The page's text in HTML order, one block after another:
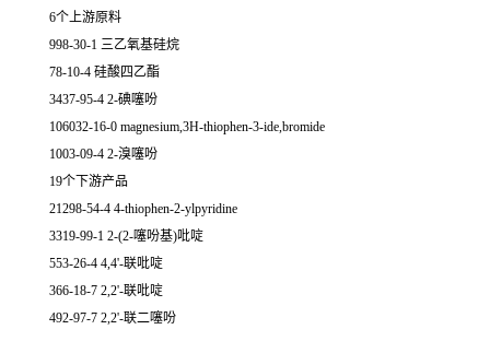
6个上游原料
998-30-1 三乙氧基硅烷
78-10-4 硅酸四乙酯
3437-95-4 2-碘噻吩
106032-16-0 magnesium,3H-thiophen-3-ide,bromide
1003-09-4 2-溴噻吩
19个下游产品
21298-54-4 4-thiophen-2-ylpyridine
3319-99-1 2-(2-噻吩基)吡啶
553-26-4 4,4'-联吡啶
366-18-7 2,2'-联吡啶
492-97-7 2,2'-联二噻吩